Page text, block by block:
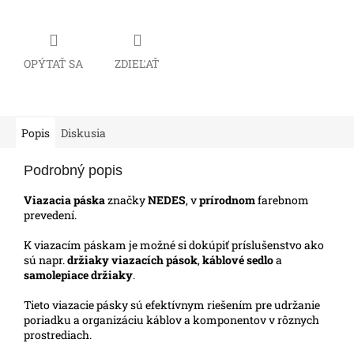
OPÝTAŤ SA ZDIEĽAŤ
Popis Diskusia
Podrobný popis
Viazacia páskaznačkyNEDES, vprírodnomfarebnom
prevedení.
K viazacím páskam je možné si dokúpiť príslušenstvo ako
sú napr.držiaky viazacích pások,káblové sedloa
samolepiace držiaky.
Tieto viazacie pásky sú efektívnym riešením pre udržanie
poriadku a organizáciu káblov a komponentov v rôznych
prostrediach.